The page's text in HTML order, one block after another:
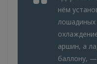
нëм
лошадиных
аршин, а
баллону,